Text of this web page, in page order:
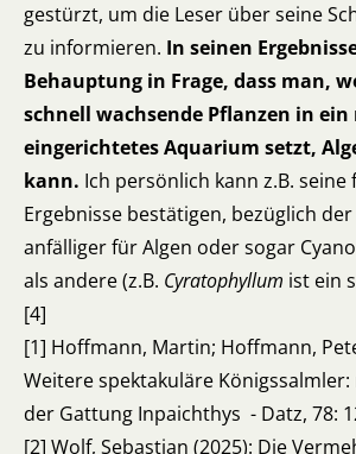
gestürzt, um die Leser über seine
zu informieren. In seinen
Behauptung in Frage, dass man,
schnell wachsende Pflanzen in ein
eingerichtetes Aquarium setzt,
kann. Ich persönlich kann z.B.
Ergebnisse bestätigen, bezüglich
anfälliger für Algen oder sogar
als andere (z.B. Cyratophyllum ist ein
[4]
[1] Hoffmann, Martin; Hoffmann,
Weitere spektakuläre
der Gattung Inpaichthys - Datz, 78:
[2] Wolf, Sebastian (2025): Die